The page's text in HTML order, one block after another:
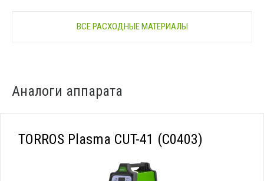
ВСЕ РАСХОДНЫЕ МАТЕРИАЛЫ
Аналоги аппарата
TORROS Plasma CUT-41 (C0403)